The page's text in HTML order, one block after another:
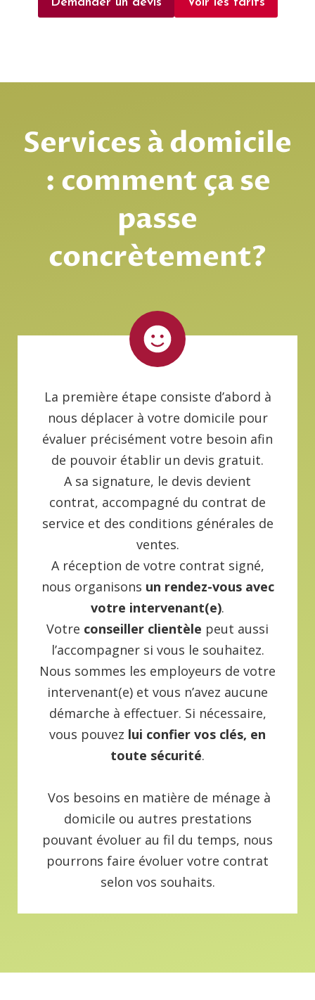
Services à domicile
: comment ça se
passe
concrètement?
La première étape consiste d’abord à
nous déplacer à votre domicile pour
évaluer précisément votre besoin afin
de pouvoir établir un devis gratuit.
A sa signature, le devis devient
contrat, accompagné du contrat de
service et des conditions générales de
ventes.
A réception de votre contrat signé,
nous organisons un rendez-vous avec
votre intervenant(e).
Votre conseiller clientèle peut aussi
l’accompagner si vous le souhaitez.
Nous sommes les employeurs de votre
intervenant(e) et vous n’avez aucune
démarche à effectuer. Si nécessaire,
vous pouvez lui confier vos clés, en
toute sécurité.
Vos besoins en matière de ménage à
domicile ou autres prestations
pouvant évoluer au fil du temps, nous
pourrons faire évoluer votre contrat
selon vos souhaits.